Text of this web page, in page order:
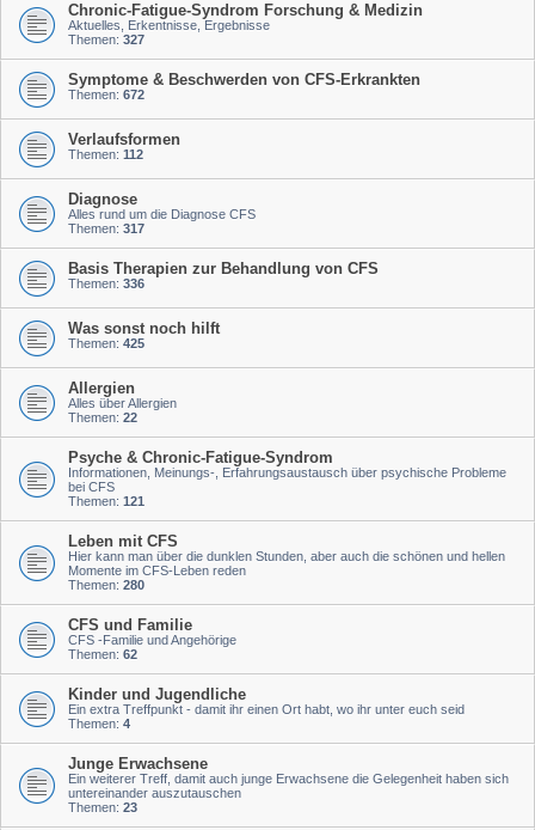
Chronic-Fatigue-Syndrom Forschung & Medizin
Aktuelles, Erkentnisse, Ergebnisse
Themen: 327
Symptome & Beschwerden von CFS-Erkrankten
Themen: 672
Verlaufsformen
Themen: 112
Diagnose
Alles rund um die Diagnose CFS
Themen: 317
Basis Therapien zur Behandlung von CFS
Themen: 336
Was sonst noch hilft
Themen: 425
Allergien
Alles über Allergien
Themen: 22
Psyche & Chronic-Fatigue-Syndrom
Informationen, Meinungs-, Erfahrungsaustausch über psychische Probleme
bei CFS
Themen: 121
Leben mit CFS
Hier kann man über die dunklen Stunden, aber auch die schönen und hellen
Momente im CFS-Leben reden
Themen: 280
CFS und Familie
CFS -Familie und Angehörige
Themen: 62
Kinder und Jugendliche
Ein extra Treffpunkt - damit ihr einen Ort habt, wo ihr unter euch seid
Themen: 4
Junge Erwachsene
Ein weiterer Treff, damit auch junge Erwachsene die Gelegenheit haben sich
untereinander auszutauschen
Themen: 23